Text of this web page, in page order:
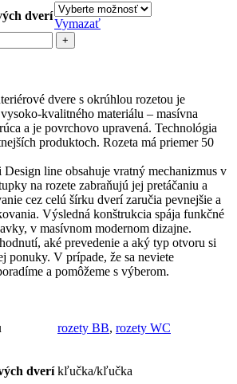
dverí
Vymazať
dvere s okrúhlou rozetou je
kvalitného materiálu – masívna
a je povrchovo upravená. Technológia
produktoch. Rozeta má priemer 50
line obsahuje vratný mechanizmus v
na rozete zabraňujú jej pretáčaniu a
cez celú šírku dverí zaručia pevnejšie a
Výsledná konštrukcia spája funkčné
v masívnom modernom dizajne.
aké prevedenie a aký typ otvoru si
ponuky. V prípade, že sa neviete
a pomôžeme s výberom.
rozety BB, rozety WC
dverí kľučka/kľučka